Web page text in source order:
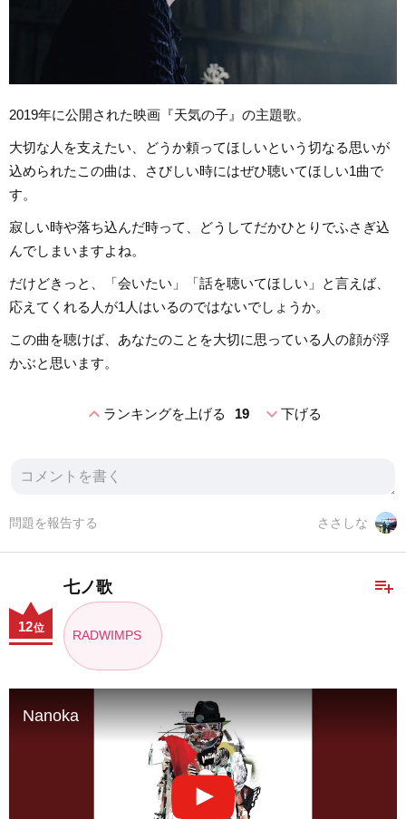
2019年に公開された映画『天気の子』の主題歌。
大切な人を支えたい、どうか頼ってほしいという切なる思いが
込められたこの曲は、さびしい時にはぜひ聴いてほしい1曲で
す。
寂しい時や落ち込んだ時って、どうしてだかひとりでふさぎ込
んでしまいますよね。
だけどきっと、「会いたい」「話を聴いてほしい」と言えば、
応えてくれる人が1人はいるのではないでしょうか。
この曲を聴けば、あなたのことを大切に思っている人の顔が浮
かぶと思います。
expand_lessランキングを上げる 19 expand_more下げる
ささしな
問題を報告する
playlist_add
七ノ歌
RADWIMPS
12位
Nanoka